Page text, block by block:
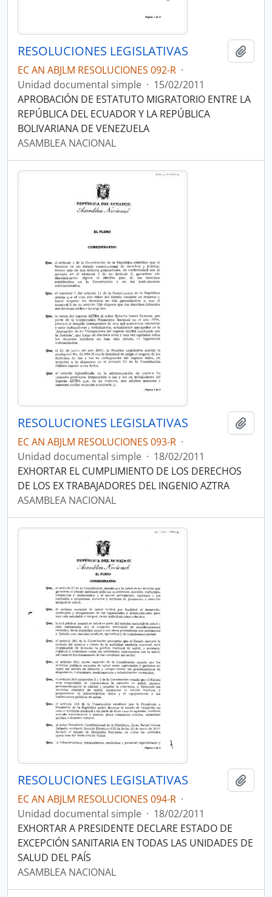
RESOLUCIONES LEGISLATIVAS
EC AN ABJLM RESOLUCIONES 092-R ·
Unidad documental simple · 15/02/2011
APROBACIÓN DE ESTATUTO MIGRATORIO ENTRE LA
REPÚBLICA DEL ECUADOR Y LA REPÚBLICA
BOLIVARIANA DE VENEZUELA
ASAMBLEA NACIONAL
RESOLUCIONES LEGISLATIVAS
EC AN ABJLM RESOLUCIONES 093-R ·
Unidad documental simple · 18/02/2011
EXHORTAR EL CUMPLIMIENTO DE LOS DERECHOS
DE LOS EX TRABAJADORES DEL INGENIO AZTRA
ASAMBLEA NACIONAL
RESOLUCIONES LEGISLATIVAS
EC AN ABJLM RESOLUCIONES 094-R ·
Unidad documental simple · 18/02/2011
EXHORTAR A PRESIDENTE DECLARE ESTADO DE
EXCEPCIÓN SANITARIA EN TODAS LAS UNIDADES DE
SALUD DEL PAÍS
ASAMBLEA NACIONAL